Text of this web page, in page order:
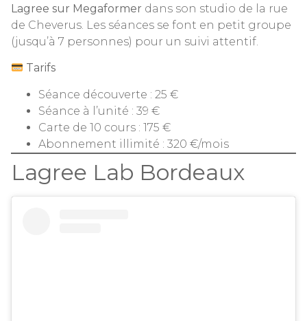
Lagree sur Megaformer dans son studio de la rue
de Cheverus. Les séances se font en petit groupe
(jusqu’à 7 personnes) pour un suivi attentif.
Tarifs
Séance découverte : 25 €
Séance à l’unité : 39 €
Carte de 10 cours : 175 €
Abonnement illimité : 320 €/mois
Lagree Lab Bordeaux